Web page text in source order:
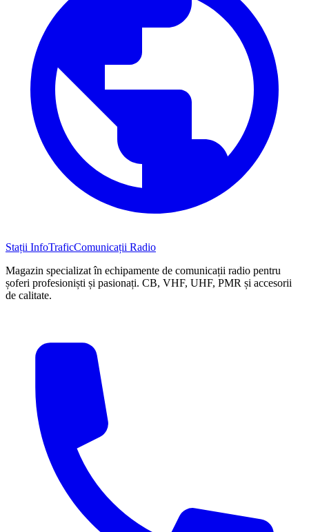
Stații InfoTraficComunicații Radio
Magazin specializat în echipamente de comunicații radio pentru
șoferi profesioniști și pasionați. CB, VHF, UHF, PMR și accesorii
de calitate.